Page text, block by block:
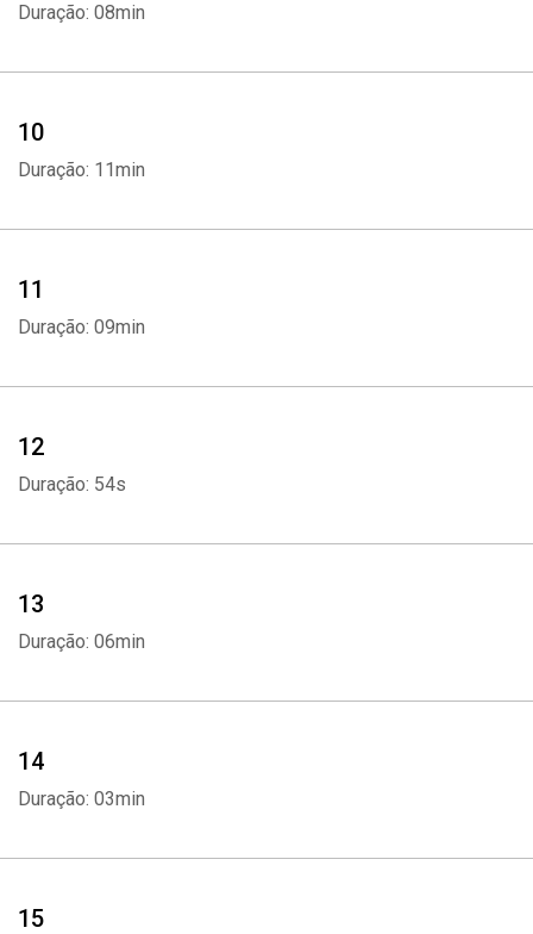
Duração: 08min
10
Duração: 11min
11
Duração: 09min
12
Duração: 54s
13
Duração: 06min
14
Duração: 03min
15